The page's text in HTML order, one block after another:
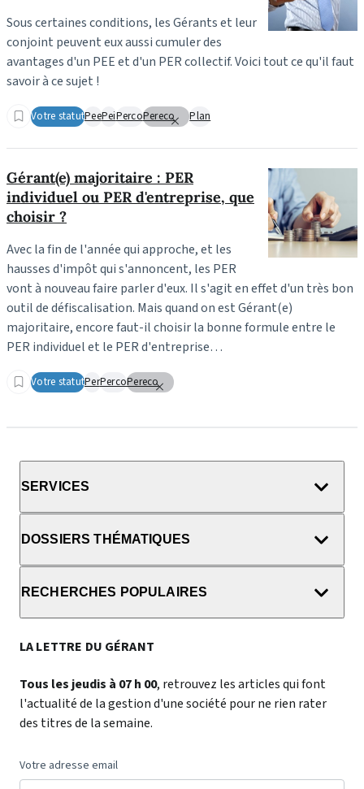
Sous certaines conditions, les Gérants et leur
conjoint peuvent eux aussi cumuler des
avantages d'un PEE et d'un PER collectif. Voici tout ce qu'il faut
savoir à ce sujet !
Votre statutPeePeiPercoPereco Plan
Gérant(e) majoritaire : PER
individuel ou PER d'entreprise, que
choisir ?
Avec la fin de l'année qui approche, et les
hausses d'impôt qui s'annoncent, les PER
vont à nouveau faire parler d'eux. Il s'agit en effet d'un très bon
outil de défiscalisation. Mais quand on est Gérant(e)
majoritaire, encore faut-il choisir la bonne formule entre le
PER individuel et le PER d'entreprise…
Votre statutPerPercoPereco
SERVICES
DOSSIERS THÉMATIQUES
RECHERCHES POPULAIRES
LA LETTRE DU GÉRANT
Tous les jeudis à 07 h 00, retrouvez les articles qui font
l'actualité de la gestion d'une société pour ne rien rater
des titres de la semaine.
Votre adresse email